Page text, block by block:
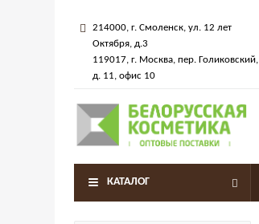
214000, г. Смоленск, ул. 12 лет
Октября, д.3
119017, г. Москва, пер. Голиковский,
д. 11, офис 10
КАТАЛОГ